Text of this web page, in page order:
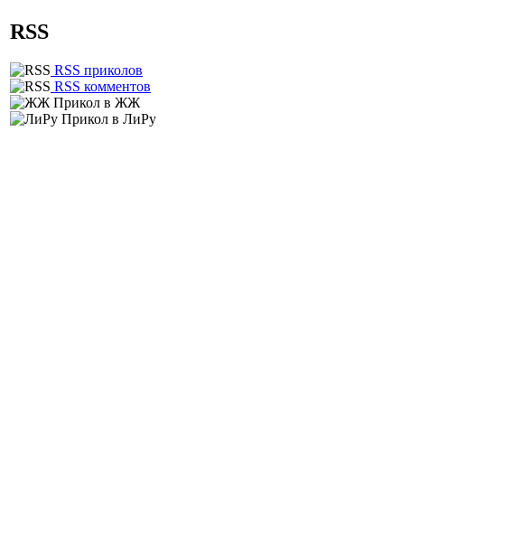
RSS
RSS приколов
RSS комментов
Прикол в ЖЖ
Прикол в ЛиРу